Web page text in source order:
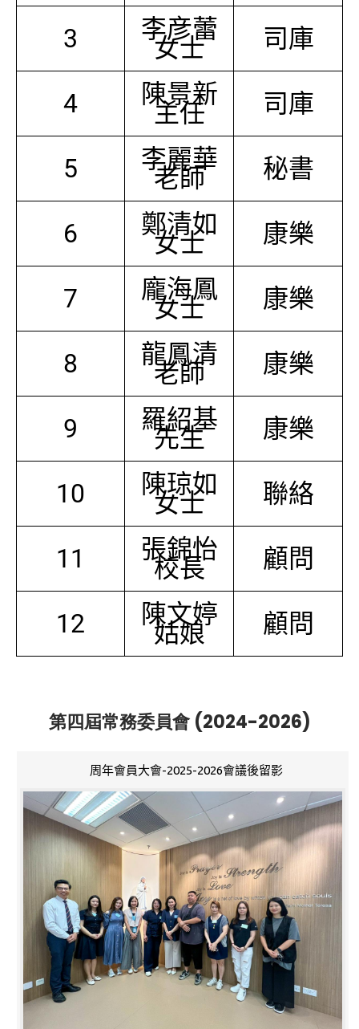
3 李彦蕾
女士 司庫
4 陳景新
主任 司庫
5 李麗華
老師 秘書
6 鄭清如
女士 康樂
7 龐海鳳
女士 康樂
8 龍鳳清
老師 康樂
9 羅紹基
先生 康樂
10 陳琼如
女士 聯絡
11 張錦怡
校長 顧問
12 陳文婷
姑娘 顧問
第四屆常務委員會 (2024-2026)
周年會員大會-2025-2026會議後留影